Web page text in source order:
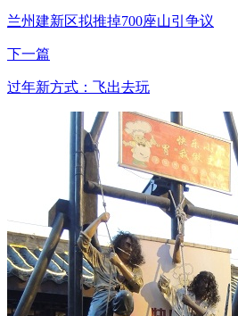
兰州建新区拟推掉700座山引争议
下一篇
过年新方式：飞出去玩